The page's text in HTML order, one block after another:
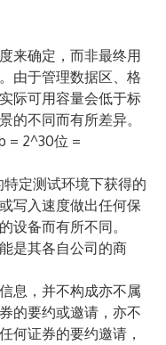
来确定，而非最终用
由于管理数据区、格
际可用容量会低于标
的不同而有所差异。
= 2^30位 =
定测试环境下获得的
写入速度做出任何保
设备而有所不同。
是其各自公司的商
息，并不构成亦不属
的要约或邀请，亦不
何证券的要约邀请，